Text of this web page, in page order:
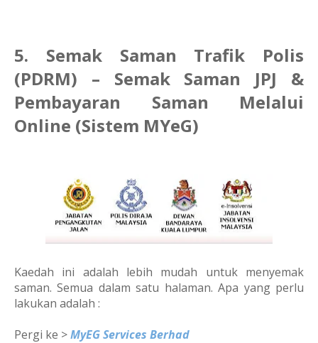
5. Semak Saman Trafik Polis
(PDRM) – Semak Saman JPJ &
Pembayaran Saman Melalui
Online (Sistem MYeG)
Kaedah ini adalah lebih mudah untuk menyemak
saman. Semua dalam satu halaman. Apa yang perlu
lakukan adalah :
Pergi ke >MyEG Services Berhad